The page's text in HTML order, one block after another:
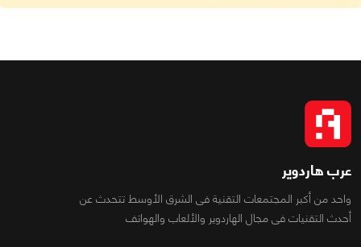
عرب هاردوير
واحد من أكبر المجتمعات التقنية فى الشرق الأوسط تتحدث عن
أحدث التقنيات فى مجال الهاردوير والألعاب والهواتف